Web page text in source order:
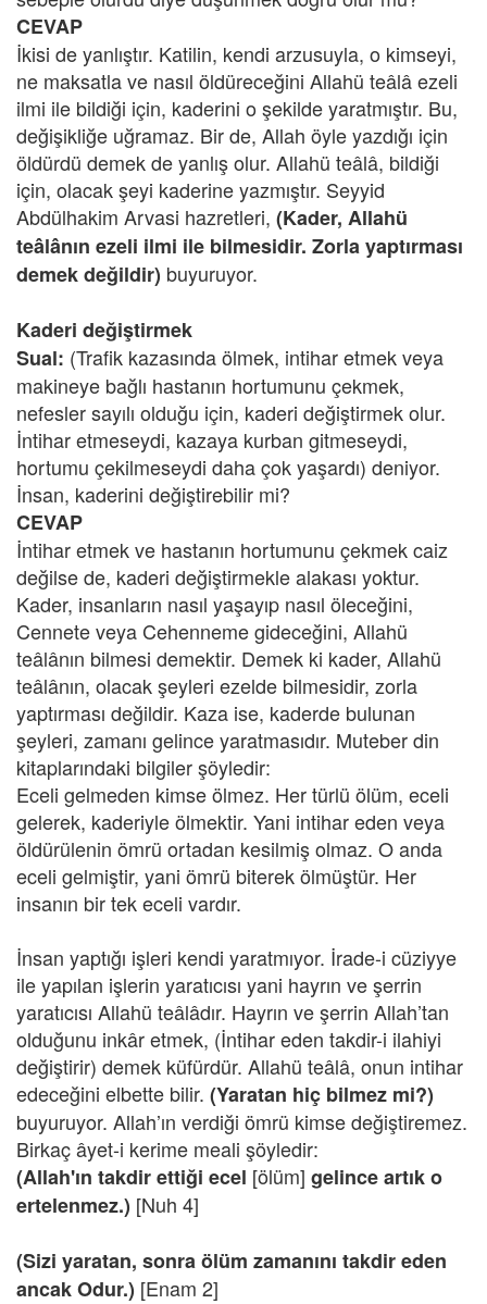
CEVAP
İkisi de yanlıştır. Katilin, kendi arzusuyla, o kimseyi,
ne maksatla ve nasıl öldüreceğini Allahü teâlâ ezeli
ilmi ile bildiği için, kaderini o şekilde yaratmıştır. Bu,
değişikliğe uğramaz. Bir de, Allah öyle yazdığı için
öldürdü demek de yanlış olur. Allahü teâlâ, bildiği
için, olacak şeyi kaderine yazmıştır. Seyyid
Abdülhakim Arvasi hazretleri, (Kader, Allahü
teâlânın ezeli ilmi ile bilmesidir. Zorla yaptırması
demek değildir) buyuruyor.
Kaderi değiştirmek
Sual: (Trafik kazasında ölmek, intihar etmek veya
makineye bağlı hastanın hortumunu çekmek,
nefesler sayılı olduğu için, kaderi değiştirmek olur.
İntihar etmeseydi, kazaya kurban gitmeseydi,
hortumu çekilmeseydi daha çok yaşardı) deniyor.
İnsan, kaderini değiştirebilir mi?
CEVAP
İntihar etmek ve hastanın hortumunu çekmek caiz
değilse de, kaderi değiştirmekle alakası yoktur.
Kader, insanların nasıl yaşayıp nasıl öleceğini,
Cennete veya Cehenneme gideceğini, Allahü
teâlânın bilmesi demektir. Demek ki kader, Allahü
teâlânın, olacak şeyleri ezelde bilmesidir, zorla
yaptırması değildir. Kaza ise, kaderde bulunan
şeyleri, zamanı gelince yaratmasıdır. Muteber din
kitaplarındaki bilgiler şöyledir:
Eceli gelmeden kimse ölmez. Her türlü ölüm, eceli
gelerek, kaderiyle ölmektir. Yani intihar eden veya
öldürülenin ömrü ortadan kesilmiş olmaz. O anda
eceli gelmiştir, yani ömrü biterek ölmüştür. Her
insanın bir tek eceli vardır.
İnsan yaptığı işleri kendi yaratmıyor. İrade-i cüziyye
ile yapılan işlerin yaratıcısı yani hayrın ve şerrin
yaratıcısı Allahü teâlâdır. Hayrın ve şerrin Allah’tan
olduğunu inkâr etmek, (İntihar eden takdir-i ilahiyi
değiştirir) demek küfürdür. Allahü teâlâ, onun intihar
edeceğini elbette bilir. (Yaratan hiç bilmez mi?)
buyuruyor. Allah’ın verdiği ömrü kimse değiştiremez.
Birkaç âyet-i kerime meali şöyledir:
(Allah'ın takdir ettiği ecel [ölüm] gelince artık o
ertelenmez.) [Nuh 4]
(Sizi yaratan, sonra ölüm zamanını takdir eden
ancak Odur.) [Enam 2]